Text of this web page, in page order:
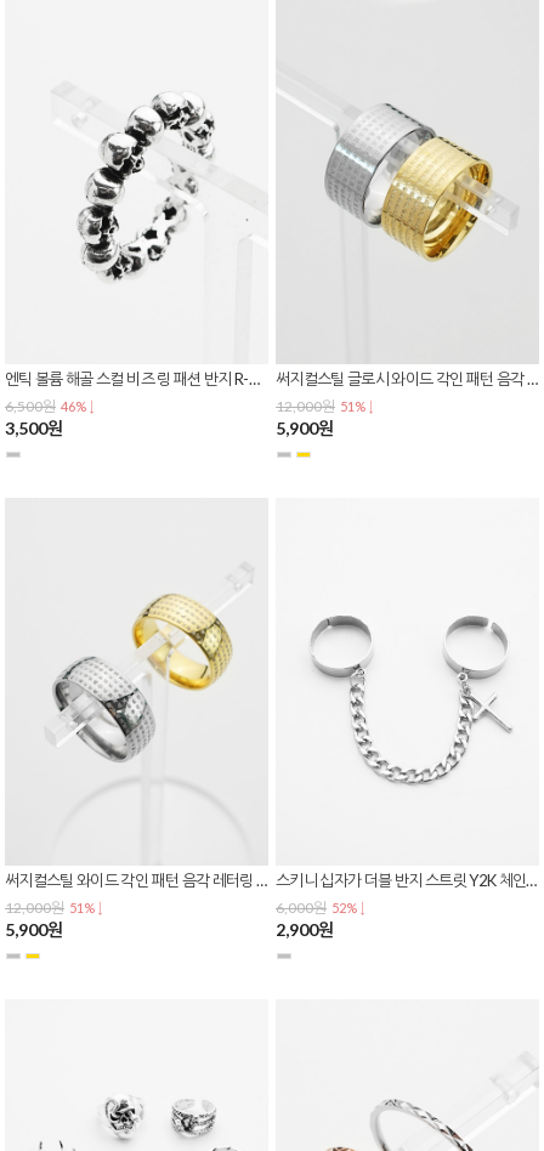
엔틱 볼륨 해골 스컬 비즈 링 패션 반지 R-0154
6,500원 46% ↓
3,500원
써지컬스틸 글로시 와이드 각인 패턴 음각 레터링 폰트 불교 종교 반지 R-0153
12,000원 51% ↓
5,900원
써지컬스틸 와이드 각인 패턴 음각 레터링 폰트 불교 종교 반지 R-0152
12,000원 51% ↓
5,900원
스키니 십자가 더블 반지 스트릿 Y2K 체인 링 연결 패션 반지 R-0151
6,000원 52% ↓
2,900원